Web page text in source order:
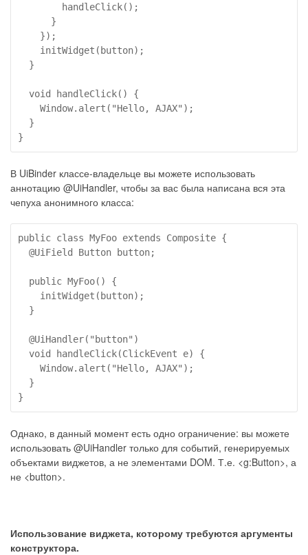
        handleClick();
      }
    });
    initWidget(button);
  }
  void handleClick() {
    Window.alert("Hello, AJAX");
  }
}
В UiBinder классе-владельце вы можете использовать
аннотацию @UiHandler, чтобы за вас была написана вся эта
чепуха анонимного класса:
public class MyFoo extends Composite {
  @UiField Button button;
  public MyFoo() {
    initWidget(button);
  }
  @UiHandler("button")
  void handleClick(ClickEvent e) {
    Window.alert("Hello, AJAX");
  }
}
Однако, в данный момент есть одно ограничение: вы можете
использовать @UiHandler только для событий, генерируемых
объектами виджетов, а не элементами DOM. Т.е. <g:Button>, а
не <button>.
Использование виджета, которому требуются аргументы
конструктора.